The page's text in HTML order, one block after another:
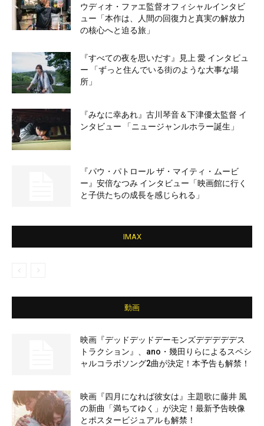
ウディオ・ファエ監督オフィシャルインタビ
ュー「本作は、人間の回復力と真実の解放力
の核心へと迫る旅」
『すべての夜を思いだす』見上 愛 インタビュ
ー 「ずっと住んでいる街のような大事な場
所」
『みなに幸あれ』古川琴音＆下津優太監督 イ
ンタビュー 「ニュージャンルホラー誕生」
『パウ・パトロール ザ・マイティ・ムービ
ー』安倍なつみ インタビュー「映画館に行く
と子供たちの成長を感じられる」
IMAX
動画
映画『デッドデッドデーモンズデデデデデス
トラクション』、ano・幾田りらによるスペシ
ャルコラボソング2曲が決定！本予告も解禁！
映画『四月になれば彼女は』主題歌に藤井 風
の新曲「満ちてゆく」が決定！最新予告映像
とポスタービジュアルも解禁！